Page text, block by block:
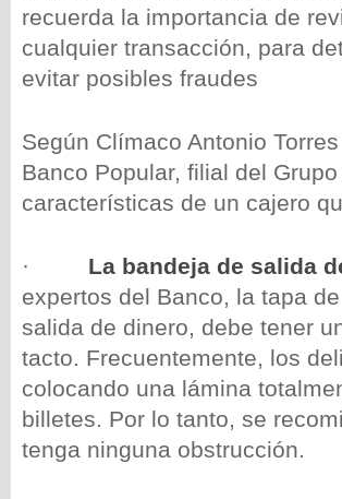
recuerda la importancia de
cualquier transacción, para
evitar posibles fraudes
Según Clímaco Antonio
Banco Popular, filial del
características de un cajero
· La bandeja de salida
expertos del Banco, la tapa
salida de dinero, debe tener
tacto. Frecuentemente, los
colocando una lámina
billetes. Por lo tanto, se
tenga ninguna obstrucción.